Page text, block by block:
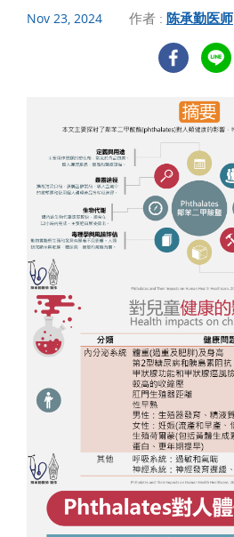
Nov 23, 2024 作者 : 陈承勤医师